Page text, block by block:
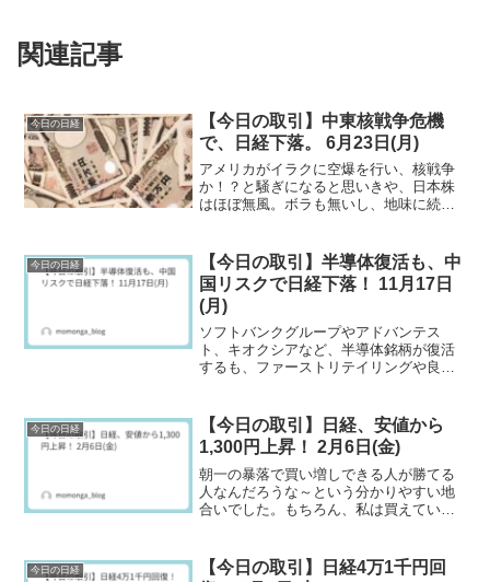
関連記事
今日の日経
【今日の取引】中東核戦争危機
で、日経下落。 6月23日(月)
アメリカがイラクに空爆を行い、核戦争
か！？と騒ぎになると思いきや、日本株
はほぼ無風。ボラも無いし、地味に続落
今日の日経
【今日の取引】半導体復活も、中
国リスクで日経下落！ 11月17日
(月)
ソフトバンクグループやアドバンテス
ト、キオクシアなど、半導体銘柄が復活
するも、ファーストリテイリングや良品
今日の日経
【今日の取引】日経、安値から
1,300円上昇！ 2月6日(金)
朝一の暴落で買い増しできる人が勝てる
人なんだろうな～という分かりやすい地
合いでした。もちろん、私は買えていな
今日の日経
【今日の取引】日経4万1千円回